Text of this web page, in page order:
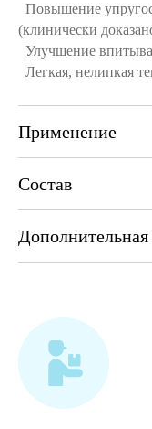
Повышение
(клинически
Улучшение
Легкая, нелипкая
Применение
Состав